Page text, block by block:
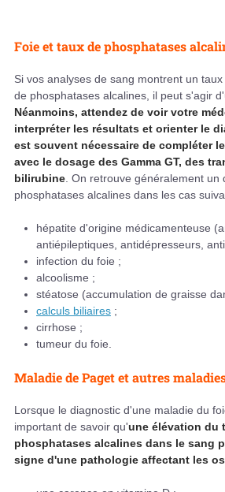
Foie et taux de phosphatases
Si vos analyses de sang montrent un
de phosphatases alcalines, il peut s'agir
Néanmoins, attendez de voir votre
interpréter les résultats et orienter le
est souvent nécessaire de compléter
avec le dosage des Gamma GT, des
bilirubine . On retrouve généralement un
phosphatases alcalines dans les cas
hépatite d'origine médicamenteuse
antiépileptiques, antidépresseurs,
infection du foie ;
alcoolisme ;
stéatose (accumulation de graisse
calculs biliaires ;
cirrhose ;
tumeur du foie.
Maladie de Paget et autres
Lorsque le diagnostic d'une maladie du
important de savoir qu'une élévation du
phosphatases alcalines dans le sang
signe d'une pathologie affectant les os